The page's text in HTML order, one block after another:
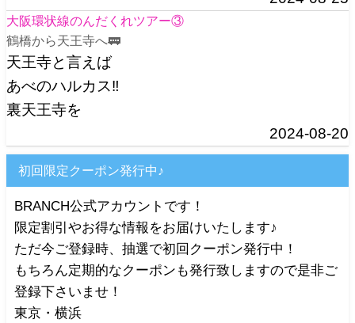
大阪環状線のんだくれツアー③
鶴橋から天王寺へ🚃
天王寺と言えば
あべのハルカス‼️
裏天王寺を
2024-08-20
初回限定クーポン発行中♪
BRANCH公式アカウントです！
限定割引やお得な情報をお届けいたします♪
ただ今ご登録時、抽選で初回クーポン発行中！
もちろん定期的なクーポンも発行致しますので是非ご
登録下さいませ！
東京・横浜